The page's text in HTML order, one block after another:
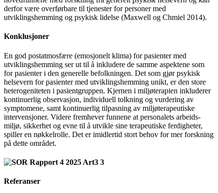
derfor være overførbare til tjenester for personer med
utviklingshemming og psykisk lidelse (Maxwell og Chmiel 2014).
Konklusjoner
En god postatmosfære (emosjonelt klima) for pasienter med
utviklingshemming ser ut til å inkludere de samme aspektene som
for pasienter i den generelle befolkningen. Det som gjør psykisk
helsevern for pasienter med utviklingshemming unikt, er den store
heterogeniteten i pasient­gruppen. Kjernen i miljøterapien inkluderer
kontinuerlig observasjon, individuell tolkning og vurdering av
symptomene, samt kontinuerlig tilpasning av miljø­terapeutiske
intervensjoner. Videre fremhever funnene at personalets arbeids­
miljø, sikkerhet og evne til å utvikle sine terapeutiske ferdigheter,
spiller en nøkkel­rolle. Det er imidlertid stort behov for mer forskning
på dette området.
Referanser